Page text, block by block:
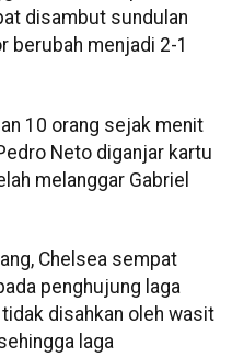
disambut sundulan
berubah menjadi 2-1
10 orang sejak menit
Neto diganjar kartu
melanggar Gabriel
Chelsea sempat
penghujung laga
tidak disahkan oleh wasit
laga